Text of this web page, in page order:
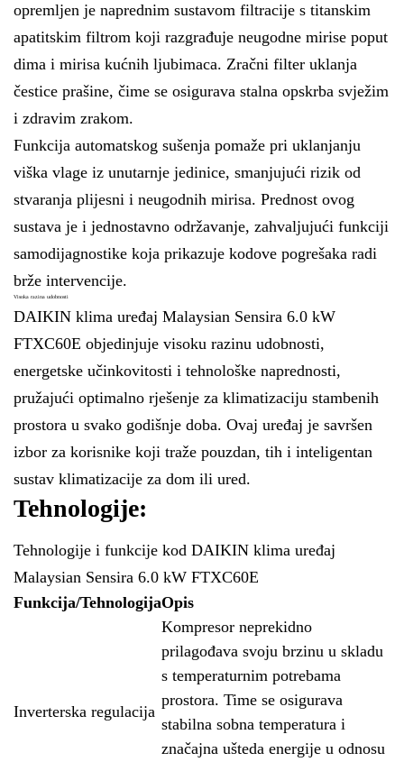
opremljen je naprednim sustavom filtracije s titanskim
apatitskim filtrom koji razgrađuje neugodne mirise poput
dima i mirisa kućnih ljubimaca. Zračni filter uklanja
čestice prašine, čime se osigurava stalna opskrba svježim
i zdravim zrakom.
Funkcija automatskog sušenja pomaže pri uklanjanju
viška vlage iz unutarnje jedinice, smanjujući rizik od
stvaranja plijesni i neugodnih mirisa. Prednost ovog
sustava je i jednostavno održavanje, zahvaljujući funkciji
samodijagnostike koja prikazuje kodove pogrešaka radi
brže intervencije.
Visoka razina udobnosti
DAIKIN klima uređaj Malaysian Sensira 6.0 kW
FTXC60E objedinjuje visoku razinu udobnosti,
energetske učinkovitosti i tehnološke naprednosti,
pružajući optimalno rješenje za klimatizaciju stambenih
prostora u svako godišnje doba. Ovaj uređaj je savršen
izbor za korisnike koji traže pouzdan, tih i inteligentan
sustav klimatizacije za dom ili ured.
Tehnologije:
Tehnologije i funkcije kod DAIKIN klima uređaj
Malaysian Sensira 6.0 kW FTXC60E
Funkcija/TehnologijaOpis
Inverterska regulacija
Kompresor neprekidno
prilagođava svoju brzinu u skladu
s temperaturnim potrebama
prostora. Time se osigurava
stabilna sobna temperatura i
značajna ušteda energije u odnosu